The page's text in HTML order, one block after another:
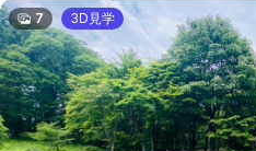
7 3D見学